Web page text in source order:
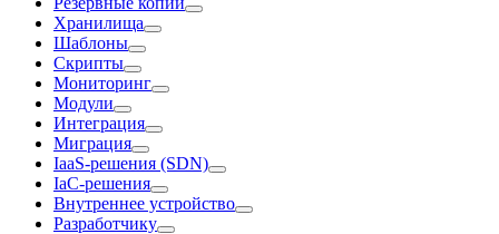
Хранилища
Шаблоны
Скрипты
Мониторинг
Модули
Интеграция
Миграция
IaaS-решения (SDN)
IaC-решения
Внутреннее устройство
Разработчику